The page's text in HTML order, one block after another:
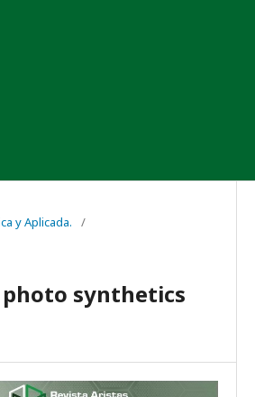
y Aplicada.
/
synthetics